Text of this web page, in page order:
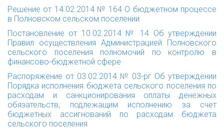
Решение от 14.02.2014 № 164 О бюджетном процессе
в Полновском сельском поселении
Постановление от 10.02.2014 № 14 Об утверждении
Правил осуществления Администрацией Полновского
сельского поселения полномочий по контролю в
финансово-бюджетной сфере
Распоряжение от 03.02.2014 № 03-рг Об утверждении
Порядка исполнения бюджета сельского поселения по
расходам и санкционирования оплаты денежных
обязательств, подлежащим исполнению за счет
бюджетных ассигнований по расходам бюджета
сельского поселения